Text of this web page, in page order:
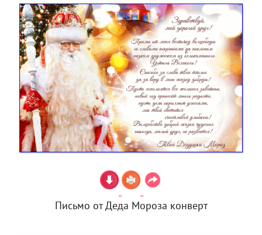
Письмо от Деда Мороза конверт